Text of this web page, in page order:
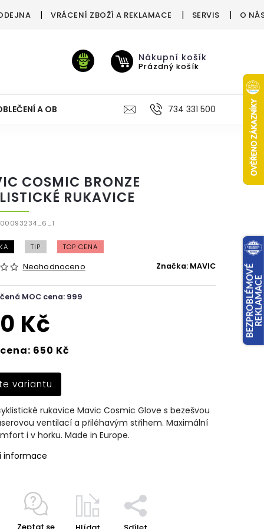
VRÁCENÍ ZBOŽÍ A REKLAMACE SERVIS O
Nákupní košík
Prázdný košík
A OBUV VÝŽIVA VÝPRODEJ %
734 331 500
COSMIC BRONZE
RUKAVICE
TIP TOP CENA
Neohodnoceno Značka: MAVIC
MOC cena: 999
Kč
650 Kč
variantu
rukavice Mavic Cosmic Glove s bezešvou
ventilací a přiléhavým střihem. Maximální
i v horku. Made in Europe.
informace